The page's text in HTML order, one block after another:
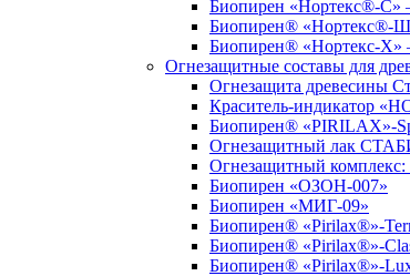
Биопирен «Нортекс®-С»
Биопирен® «Нортекс®-
Биопирен® «Нортекс-Х»
Огнезащитные составы для
Огнезащита древесины
Краситель-индикатор
Биопирен® «PIRILAX»-
Огнезащитный лак
Огнезащитный
Биопирен «ОЗОН-007»
Биопирен «МИГ-09»
Биопирен® «Pirilax®»-
Биопирен® «Pirilax®»-
Биопирен® «Pirilax®»-